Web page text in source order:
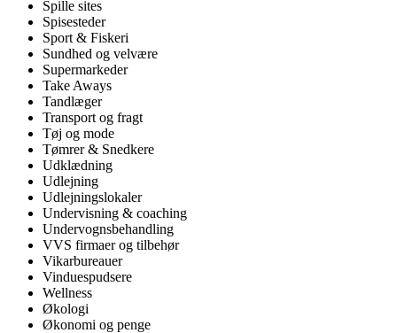
Spille sites
Spisesteder
Sport & Fiskeri
Sundhed og velvære
Supermarkeder
Take Aways
Tandlæger
Transport og fragt
Tøj og mode
Tømrer & Snedkere
Udklædning
Udlejning
Udlejningslokaler
Undervisning & coaching
Undervognsbehandling
VVS firmaer og tilbehør
Vikarbureauer
Vinduespudsere
Wellness
Økologi
Økonomi og penge